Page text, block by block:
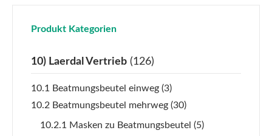
Produkt Kategorien
10) Laerdal Vertrieb (126)
10.1 Beatmungsbeutel einweg (3)
10.2 Beatmungsbeutel mehrweg (30)
10.2.1 Masken zu Beatmungsbeutel (5)